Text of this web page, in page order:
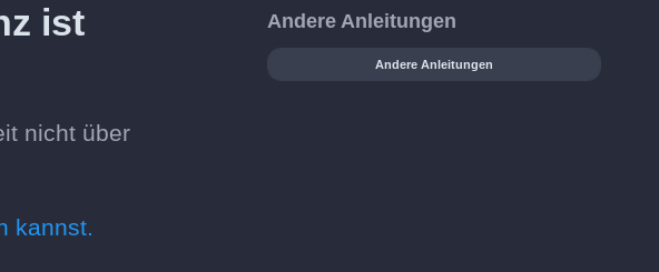
ist
nicht über
kannst.
Andere Anleitungen
Andere Anleitungen